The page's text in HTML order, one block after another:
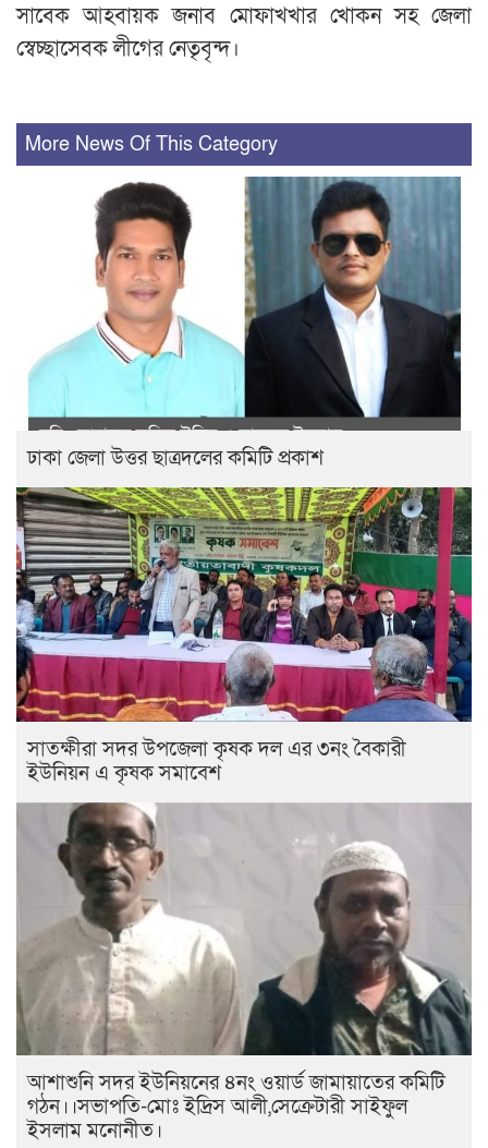
সাবেক আহবায়ক জনাব মোফাখখার খোকন সহ জেলা
স্বেচ্ছাসেবক লীগের নেতৃবৃন্দ।
More News Of This Category
ঢাকা জেলা উত্তর ছাত্রদলের কমিটি প্রকাশ
সাতক্ষীরা সদর উপজেলা কৃষক দল এর ৩নং বৈকারী
ইউনিয়ন এ কৃষক সমাবেশ
আশাশুনি সদর ইউনিয়নের ৪নং ওয়ার্ড জামায়াতের কমিটি
গঠন।।সভাপতি-মোঃ ইদ্রিস আলী,সেক্রেটারী সাইফুল
ইসলাম মনোনীত।